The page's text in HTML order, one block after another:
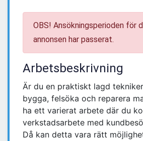
OBS! Ansökningsperioden för
annonsen har passerat.
Arbetsbeskrivning
Är du en praktiskt lagd
bygga, felsöka och reparera
ha ett varierat arbete där du
verkstadsarbete med
Då kan detta vara rätt